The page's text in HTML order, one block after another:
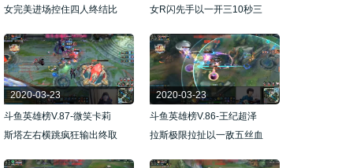
女完美进场控住四人终结比
女R闪先手以一开三10秒三
2020-03-23
斗鱼英雄榜V.87-微笑卡莉
斯塔左右横跳疯狂输出终取
2020-03-23
斗鱼英雄榜V.86-王纪超泽
拉斯极限拉扯以一敌五丝血